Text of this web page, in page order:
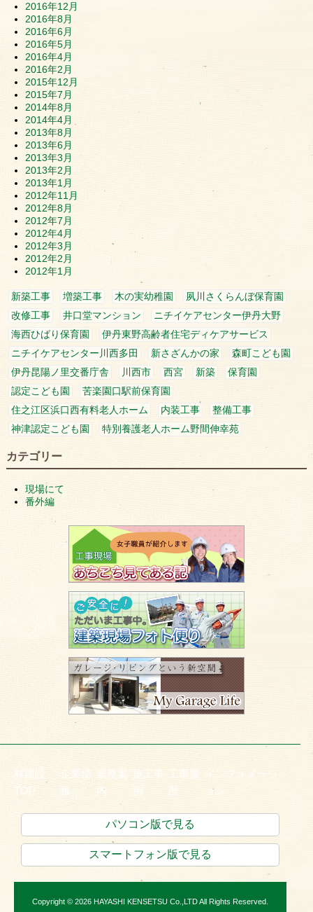
2016年12月
2016年8月
2016年6月
2016年5月
2016年4月
2016年2月
2015年12月
2015年7月
2014年8月
2014年4月
2013年8月
2013年6月
2013年3月
2013年2月
2013年1月
2012年11月
2012年8月
2012年7月
2012年4月
2012年3月
2012年2月
2012年1月
新築工事 増築工事 木の実幼稚園
夙川さくらんぼ保育園
改修工事
井口堂マンション
ニチイケアセンター伊丹大野
海西ひばり保育園
伊丹東野高齢者住宅ディケアサービス
ニチイケアセンター川西多田
新さざんかの家
森町こども園
伊丹昆陽ノ里交番庁舎
川西市 西宮 新築
保育園
認定こども園
苦楽園口駅前保育園
住之江区浜口西有料老人ホーム
内装工事
整備工事
神津認定こども園
特別養護老人ホーム野間伸幸苑
カテゴリー
現場にて
番外編
林建設
TOP
企業情
報
業務案
内
施工事
例
工事履
歴
インフォメーシ
ョン
パソコン版で見る
スマートフォン版で見る
Copyright © 2026 HAYASHI KENSETSU Co.,LTD All Rights Reserved.